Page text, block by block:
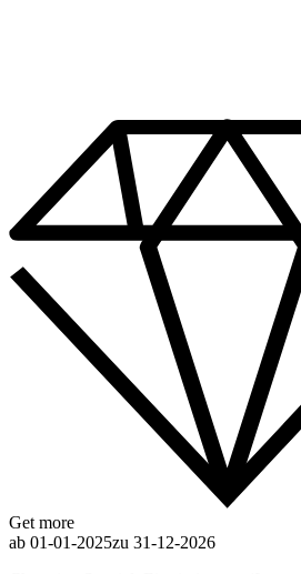
Get more
ab 01-01-2025zu 31-12-2026